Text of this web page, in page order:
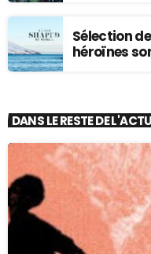
Sélection
héroïnes
DANS LE RESTE DE